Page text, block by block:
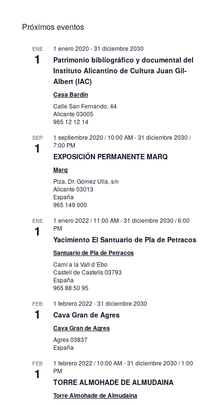
Próximos eventos
ENE
1
1 enero 2020 -31 diciembre 2030
Patrimonio bibliográfico y documental del
Instituto Alicantino de Cultura Juan Gil-
Albert (IAC)
Casa Bardín
Calle San Fernando, 44
Alicante 03005
965 12 12 14
SEP
1
1 septiembre 2020 / 10:00 AM-31 diciembre 2030 /
7:00 PM
EXPOSICIÓN PERMANENTE MARQ
Marq
Plza. Dr. Gómez Ulla, s/n
Alicante 03013
España
965 149 000
ENE
1
1 enero 2022 / 11:00 AM-31 diciembre 2030 / 6:00
PM
Yacimiento El Santuario de Pla de Petracos
Santuario de Pla de Petracos
Camí a la Vall d´Ebo
Castell de Castells03793
España
965 88 50 95
FEB
1
1 febrero 2022 -31 diciembre 2030
Cava Gran de Agres
Cava Gran de Agres
Agres03837
España
FEB
1
1 febrero 2022 / 10:00 AM-31 diciembre 2030 / 1:00
PM
TORRE ALMOHADE DE ALMUDAINA
Torre Almohade de Almudaina